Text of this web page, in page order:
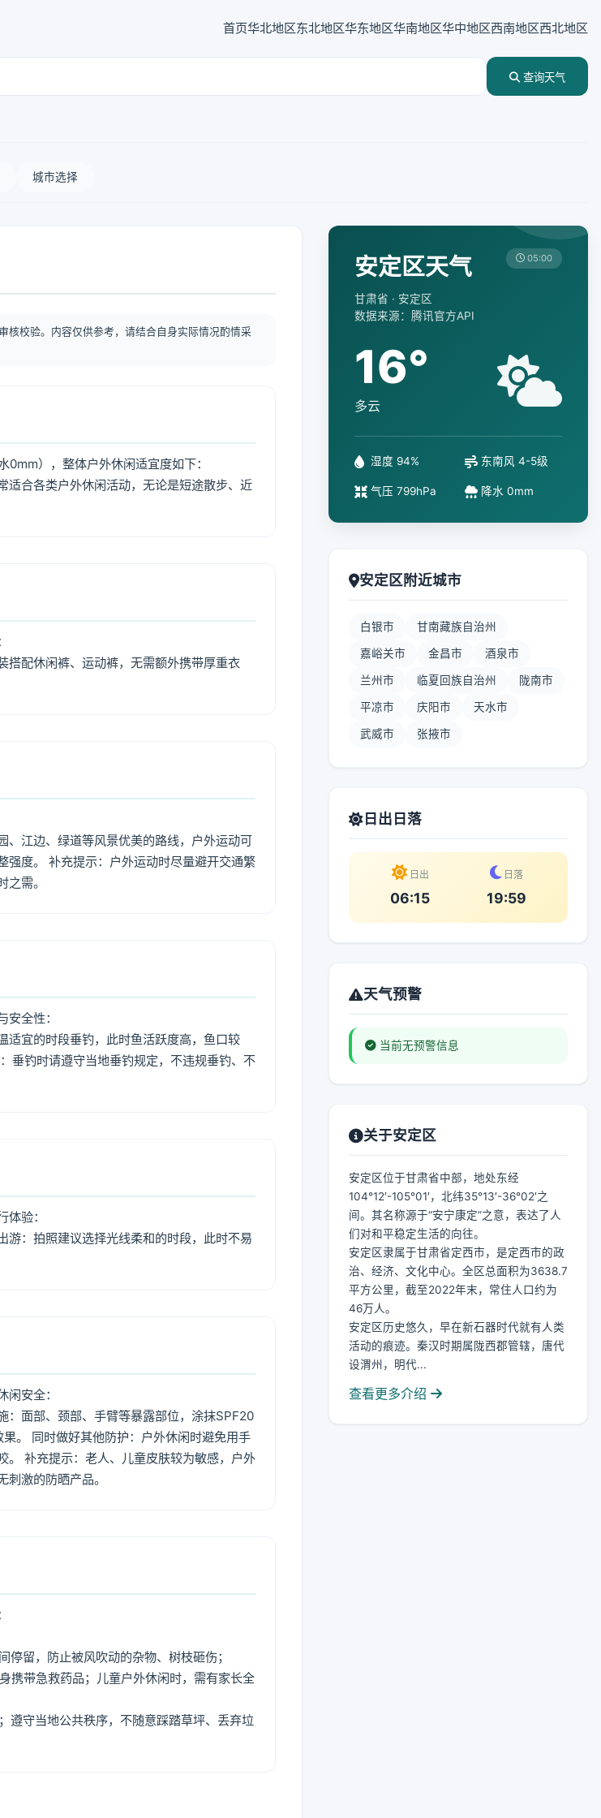
首页华北地区东北地区华东地区华南地区华中地区西南地区西北地区
查询天气
城市选择
核校验。内容仅供参考，请结合自身实际情况酌情采
），整体户外休闲适宜度如下：
适合各类户外休闲活动，无论是短途散步、近
搭配休闲裤、运动裤，无需额外携带厚重衣
、江边、绿道等风景优美的路线，户外运动可
强度。 补充提示：户外运动时尽量避开交通繁
需。
全性：
适宜的时段垂钓，此时鱼活跃度高，鱼口较
垂钓时请遵守当地垂钓规定，不违规垂钓、不
验：
游：拍照建议选择光线柔和的时段，此时不易
安全：
：面部、颈部、手臂等暴露部位，涂抹SPF20
。 同时做好其他防护：户外休闲时避免用手
。 补充提示：老人、儿童皮肤较为敏感，户外
激的防晒产品。
留，防止被风吹动的杂物、树枝砸伤；
携带急救药品；儿童户外休闲时，需有家长全
遵守当地公共秩序，不随意踩踏草坪、丢弃垃
安定区天气
甘肃省 · 安定区
数据来源：腾讯官方API
05:00
16°
多云
湿度 94% 东南风 4-5级
气压 799hPa 降水 0mm
安定区附近城市
白银市 甘南藏族自治州
嘉峪关市 金昌市 酒泉市
兰州市 临夏回族自治州 陇南市
平凉市 庆阳市 天水市
武威市 张掖市
日出日落
日出
06:15
日落
19:59
天气预警
当前无预警信息
关于安定区
安定区位于甘肃省中部，地处东经
104°12′-105°01′，北纬35°13′-36°02′之
间。其名称源于“安宁康定”之意，表达了人
们对和平稳定生活的向往。
安定区隶属于甘肃省定西市，是定西市的政
治、经济、文化中心。全区总面积为3638.7
平方公里，截至2022年末，常住人口约为
46万人。
安定区历史悠久，早在新石器时代就有人类
活动的痕迹。秦汉时期属陇西郡管辖，唐代
设渭州，明代...
查看更多介绍